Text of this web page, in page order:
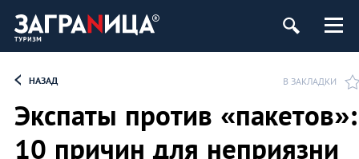
НАЗАД В ЗАКЛАДКИ
Экспаты против «пакетов»:
10 причин для неприязни